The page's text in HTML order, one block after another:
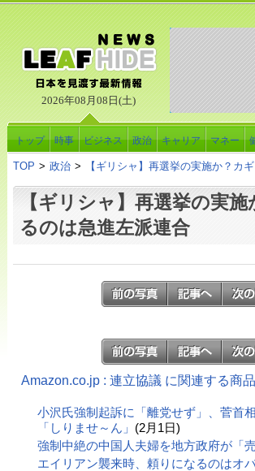
2026年08月08日(土)
トップ 時事 ビジネス 政治 キャリア マネー
TOP > 政治 > 【ギリシャ】再選挙の実施か？カ
【ギリシャ】再選挙の実
るのは急進左派連合
Amazon.co.jp : 連立協議 に関連する商品
小沢氏強制起訴に「離党せず」、菅首
「しりませ～ん」 (2月1日)
強制中絶の中国人夫婦を地方政府が「売
エイリアン襲来時、頼りになるのはオ